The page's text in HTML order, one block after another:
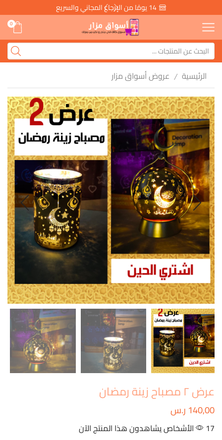
14 يومًا من الإرجاع المجاني والسريع
0
الرئيسية / عروض أسواق مزار
عرض ٢ مصباح زينة رمضان
140,00 ر.س
17 الأشخاص يشاهدون هذا المنتج الآن